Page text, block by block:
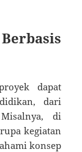
dapat
dari
di
kegiatan
konsep